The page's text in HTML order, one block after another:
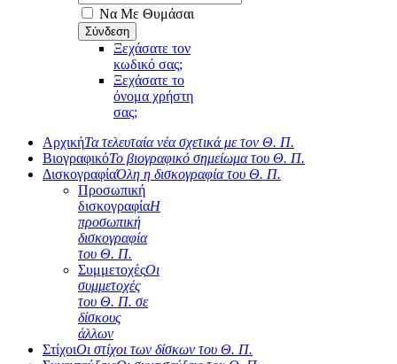
Να Με Θυμάσαι
Ξεχάσατε τον
κωδικό σας;
Ξεχάσατε το
όνομα χρήστη
σας;
ΑρχικήΤα τελευταία νέα σχετικά με τον Θ. Π.
ΒιογραφικόΤο βιογραφικό σημείωμα του Θ. Π.
ΔισκογραφίαΌλη η δισκογραφία του Θ. Π.
Προσωπική
δισκογραφίαΗ
προσωπική
δισκογραφία
του Θ. Π.
ΣυμμετοχέςΟι
συμμετοχές
του Θ. Π. σε
δίσκους
άλλων
ΣτίχοιΟι στίχοι των δίσκων του Θ. Π.